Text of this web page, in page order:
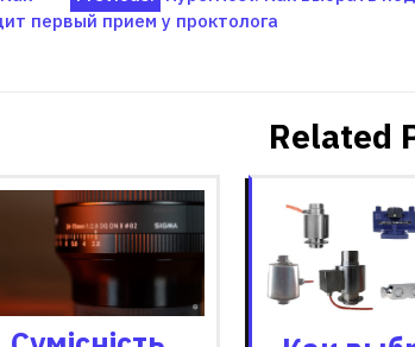
первый прием у проктолога
Related